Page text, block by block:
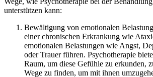
unterstützen kann:
Bewältigung von emotionalen
einer chronischen Erkrankung wie
emotionalen Belastungen wie Angst,
oder Trauer führen. Psychotherapie
Raum, um diese Gefühle zu erkunden,
Wege zu finden, um mit ihnen